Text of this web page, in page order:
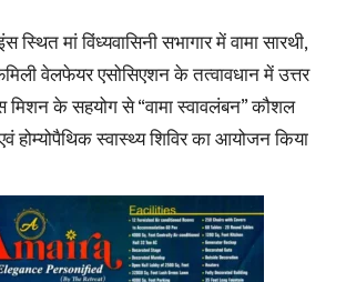
स्थित मां विंध्यवासिनी सभागार में वामा सारथी,
वेलफेयर एसोसिएशन के तत्वावधान में उत्तर
के सहयोग से “वामा स्वावलंबन” कौशल
होम्योपैथिक स्वास्थ्य शिविर का आयोजन किया